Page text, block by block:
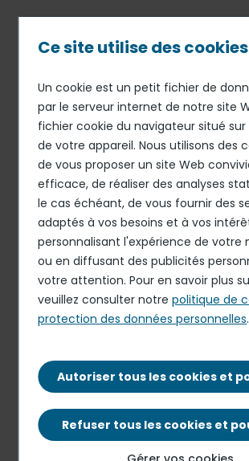
principal
Fil
d'Ariane
13 MAR 17 ORGANISATION
Cyril Capliez élu à
région Paris Île-de-
au conseil
de l’école Ferrandi
Cyril Capliez, directeur général adjoint
charge de la stratégie, du
l’innovation et des affaires publiques, a
chambre de commerce et d’industrie
Communiqué de presse
PDF - 70.8 Ko
Ce site utilise des
Un cookie est un petit fichier de
par le serveur internet de notre site
fichier cookie du navigateur situé sur
de votre appareil. Nous utilisons des
de vous proposer un site Web
efficace, de réaliser des analyses
le cas échéant, de vous fournir des
adaptés à vos besoins et à vos
personnalisant l'expérience de votre
ou en diffusant des publicités
votre attention. Pour en savoir plus
veuillez consulter notrepolitique de
protection des données personnelles.
Autoriser tous les cookies et
Refuser tous les cookies et